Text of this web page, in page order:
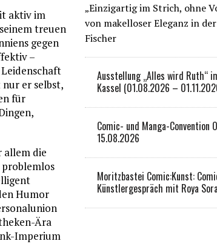
aktiv im
treuen
gegen
–
er selbst,
für
allem die
Humor
Ära
Imperium
„Einzigartig im Strich, ohne
von makelloser Eleganz in
Fischer
Ausstellung „Alles wird Ruth“
Kassel (01.08.2026 –
Comic- und Manga-Convention
15.08.2026
Moritzbastei Comic:Kunst:
Künstlergespräch mit Roya